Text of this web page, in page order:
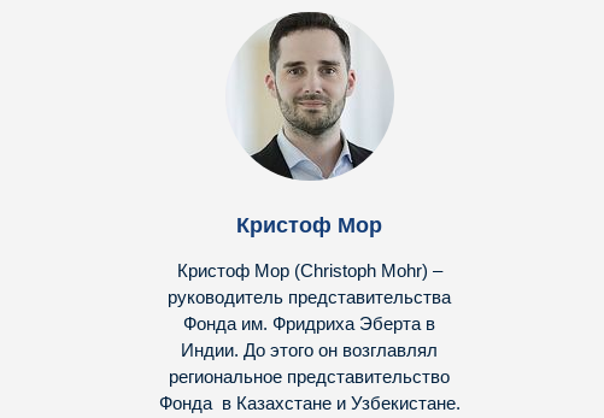
Кристоф Мор
Кристоф Мор (Christoph Mohr) –
руководитель представительства
Фонда им. Фридриха Эберта в
Индии. До этого он возглавлял
региональное представительство
Фонда в Казахстане и Узбекистане.